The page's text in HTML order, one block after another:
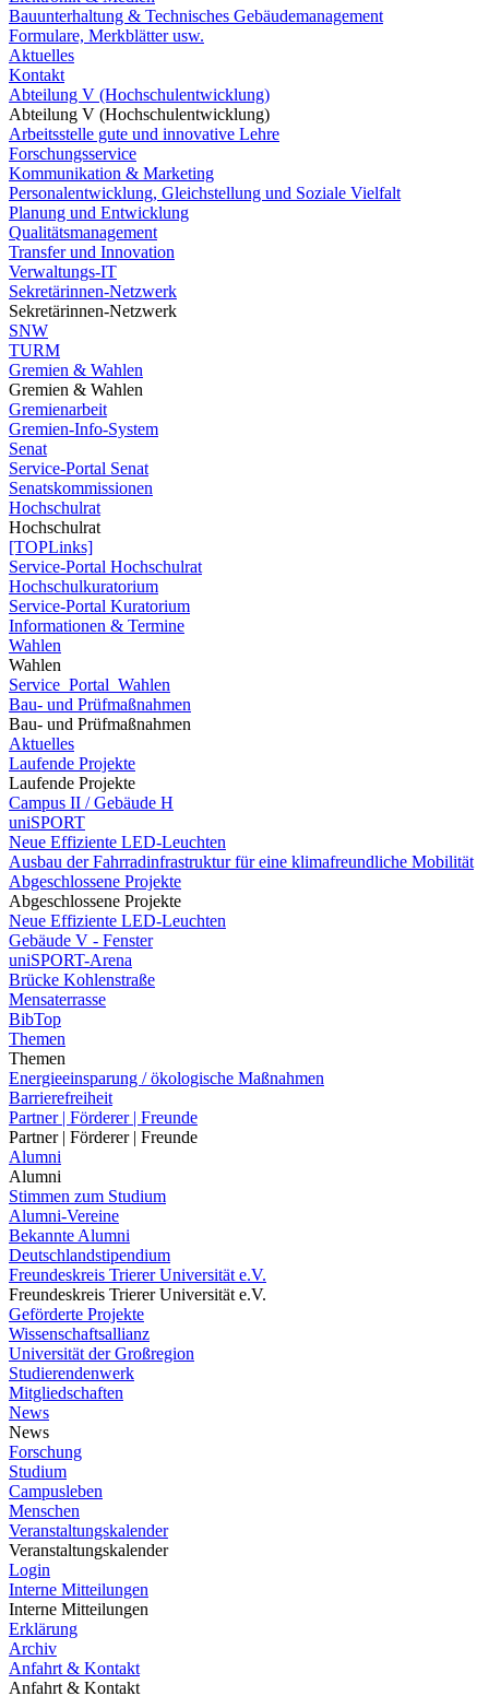
Bauunterhaltung & Technisches Gebäudemanagement
Formulare, Merkblätter usw.
Aktuelles
Kontakt
Abteilung V (Hochschulentwicklung)
Abteilung V (Hochschulentwicklung)
Arbeitsstelle gute und innovative Lehre
Forschungsservice
Kommunikation & Marketing
Personalentwicklung, Gleichstellung und Soziale Vielfalt
Planung und Entwicklung
Qualitätsmanagement
Transfer und Innovation
Verwaltungs-IT
Sekretärinnen-Netzwerk
Sekretärinnen-Netzwerk
SNW
TURM
Gremien & Wahlen
Gremien & Wahlen
Gremienarbeit
Gremien-Info-System
Senat
Service-Portal Senat
Senatskommissionen
Hochschulrat
Hochschulrat
[TOPLinks]
Service-Portal Hochschulrat
Hochschulkuratorium
Service-Portal Kuratorium
Informationen & Termine
Wahlen
Wahlen
Service_Portal_Wahlen
Bau- und Prüfmaßnahmen
Bau- und Prüfmaßnahmen
Aktuelles
Laufende Projekte
Laufende Projekte
Campus II / Gebäude H
uniSPORT
Neue Effiziente LED-Leuchten
Ausbau der Fahrradinfrastruktur für eine klimafreundliche Mobilität
Abgeschlossene Projekte
Abgeschlossene Projekte
Neue Effiziente LED-Leuchten
Gebäude V - Fenster
uniSPORT-Arena
Brücke Kohlenstraße
Mensaterrasse
BibTop
Themen
Themen
Energieeinsparung / ökologische Maßnahmen
Barrierefreiheit
Partner | Förderer | Freunde
Partner | Förderer | Freunde
Alumni
Alumni
Stimmen zum Studium
Alumni-Vereine
Bekannte Alumni
Deutschlandstipendium
Freundeskreis Trierer Universität e.V.
Freundeskreis Trierer Universität e.V.
Geförderte Projekte
Wissenschaftsallianz
Universität der Großregion
Studierendenwerk
Mitgliedschaften
News
News
Forschung
Studium
Campusleben
Menschen
Veranstaltungskalender
Veranstaltungskalender
Login
Interne Mitteilungen
Interne Mitteilungen
Erklärung
Archiv
Anfahrt & Kontakt
Anfahrt & Kontakt